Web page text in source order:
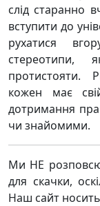
слід старанно
вступити до
рухатися
стереотипи,
протистояти.
кожен має
дотримання
чи знайомими.
Ми НЕ
для скачки,
Наш сайт